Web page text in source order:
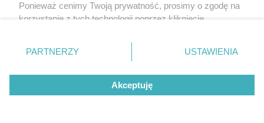
Ponieważ cenimy Twoją prywatność, prosimy o zgodę na
korzystanie z tych technologii poprzez kliknięcie
zmienić/wycofać klikając przycisk ustawień prywatności
znajdujący się w lewym dolnym rogu strony
rodzaje przetwarzania danych nie wymagają zgody
użytkownika, ale masz prawo sprzeciwić się takiemu
przetwarzaniu. Preferencje będą miały zastosowanie tylko
PARTNERZY USTAWIENIA
Akceptuję